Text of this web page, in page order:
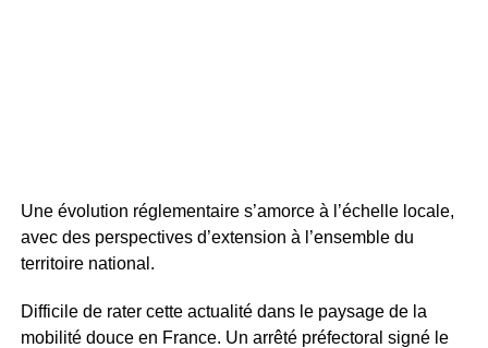
Une évolution réglementaire s’amorce à l’échelle locale,
avec des perspectives d’extension à l’ensemble du
territoire national.
Difficile de rater cette actualité dans le paysage de la
mobilité douce en France. Un arrêté préfectoral signé le